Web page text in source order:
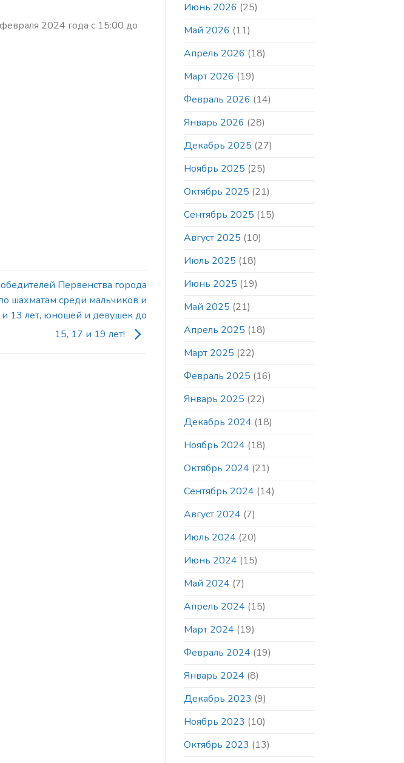
2024 года с 15:00 до
Первенства города
шахматам среди мальчиков и
13 лет, юношей и девушек до
15, 17 и 19 лет!
месте
Июнь 2026 (25)
Май 2026 (11)
Апрель 2026 (18)
Март 2026 (19)
Февраль 2026 (14)
Январь 2026 (28)
Декабрь 2025 (27)
Ноябрь 2025 (25)
Октябрь 2025 (21)
Сентябрь 2025 (15)
Август 2025 (10)
Июль 2025 (18)
Июнь 2025 (19)
Май 2025 (21)
Апрель 2025 (18)
Март 2025 (22)
Февраль 2025 (16)
Январь 2025 (22)
Декабрь 2024 (18)
Ноябрь 2024 (18)
Октябрь 2024 (21)
Сентябрь 2024 (14)
Август 2024 (7)
Июль 2024 (20)
Июнь 2024 (15)
Май 2024 (7)
Апрель 2024 (15)
Март 2024 (19)
Февраль 2024 (19)
Январь 2024 (8)
Декабрь 2023 (9)
Ноябрь 2023 (10)
Октябрь 2023 (13)